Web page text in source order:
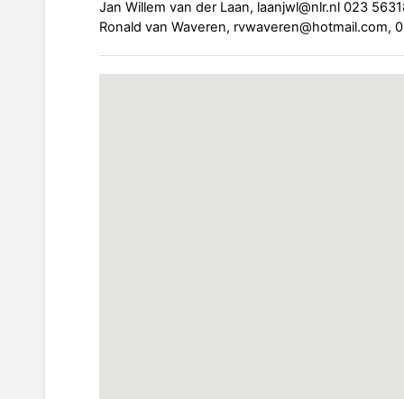
Jan Willem van der Laan, laanjwl@nlr.nl 023
Ronald van Waveren, rvwaveren@hotmail.com,